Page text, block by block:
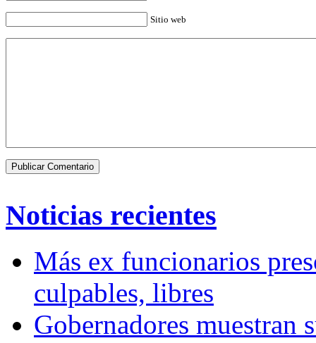
Sitio web
Noticias recientes
Más ex funcionarios
culpables, libres
Gobernadores muestran